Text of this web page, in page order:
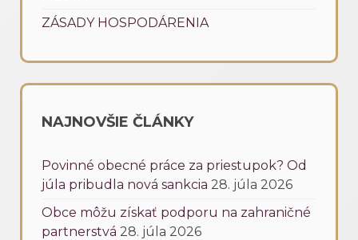
ZÁSADY HOSPODÁRENIA
NAJNOVŠIE ČLÁNKY
Povinné obecné práce za priestupok? Od
júla pribudla nová sankcia 28. júla 2026
Obce môžu získať podporu na zahraničné
partnerstvá 28. júla 2026